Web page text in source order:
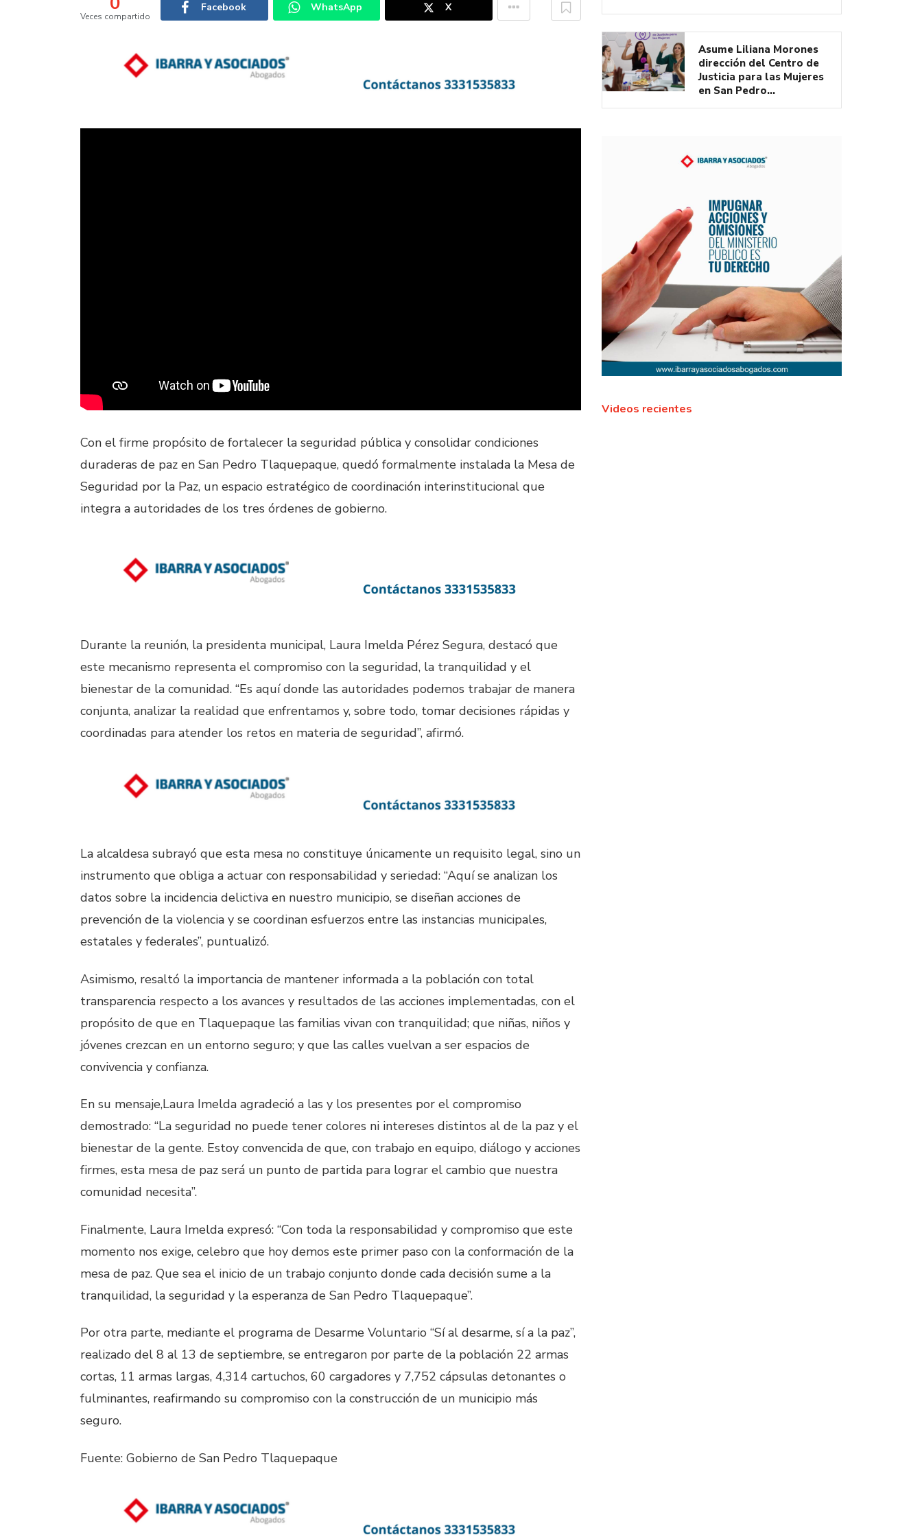
Veces compartido
Facebook WhatsApp X
Con el firme propósito de fortalecer la seguridad pública y consolidar condiciones
duraderas de paz en San Pedro Tlaquepaque, quedó formalmente instalada la Mesa de
Seguridad por la Paz, un espacio estratégico de coordinación interinstitucional que
integra a autoridades de los tres órdenes de gobierno.
Durante la reunión, la presidenta municipal, Laura Imelda Pérez Segura, destacó que
este mecanismo representa el compromiso con la seguridad, la tranquilidad y el
bienestar de la comunidad. “Es aquí donde las autoridades podemos trabajar de manera
conjunta, analizar la realidad que enfrentamos y, sobre todo, tomar decisiones rápidas y
coordinadas para atender los retos en materia de seguridad”, afirmó.
La alcaldesa subrayó que esta mesa no constituye únicamente un requisito legal, sino un
instrumento que obliga a actuar con responsabilidad y seriedad: “Aquí se analizan los
datos sobre la incidencia delictiva en nuestro municipio, se diseñan acciones de
prevención de la violencia y se coordinan esfuerzos entre las instancias municipales,
estatales y federales”, puntualizó.
Asimismo, resaltó la importancia de mantener informada a la población con total
transparencia respecto a los avances y resultados de las acciones implementadas, con el
propósito de que en Tlaquepaque las familias vivan con tranquilidad; que niñas, niños y
jóvenes crezcan en un entorno seguro; y que las calles vuelvan a ser espacios de
convivencia y confianza.
En su mensaje,Laura Imelda agradeció a las y los presentes por el compromiso
demostrado: “La seguridad no puede tener colores ni intereses distintos al de la paz y el
bienestar de la gente. Estoy convencida de que, con trabajo en equipo, diálogo y acciones
firmes, esta mesa de paz será un punto de partida para lograr el cambio que nuestra
comunidad necesita”.
Finalmente, Laura Imelda expresó: “Con toda la responsabilidad y compromiso que este
momento nos exige, celebro que hoy demos este primer paso con la conformación de la
mesa de paz. Que sea el inicio de un trabajo conjunto donde cada decisión sume a la
tranquilidad, la seguridad y la esperanza de San Pedro Tlaquepaque”.
Por otra parte, mediante el programa de Desarme Voluntario “Sí al desarme, sí a la paz”,
realizado del 8 al 13 de septiembre, se entregaron por parte de la población 22 armas
cortas, 11 armas largas, 4,314 cartuchos, 60 cargadores y 7,752 cápsulas detonantes o
fulminantes, reafirmando su compromiso con la construcción de un municipio más
seguro. ‎
Fuente: Gobierno de San Pedro Tlaquepaque
Asume Liliana Morones
dirección del Centro de
Justicia para las Mujeres
en San Pedro…
Videos recientes